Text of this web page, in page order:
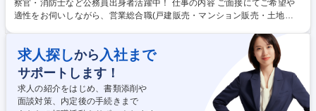
察官・消防士など公務員出身者活躍中！ 仕事の内容 ご面接にてご希望や
適性をお伺いしながら、営業総合職(戸建販売・マンション販売・土地仕
85%以上が年収アップを実現！圧倒的な企業の成長から現在年間400名の
キャリア採用実施中！今チャンスを掴みませんか？■2025年4月から営業
総合職の最低月給が36万円に引き上げられました！固定給が高く、インセ
ンティブ比率も高いです。中途入社者の90%が未経験からスタートです
が、年次を問わず実力に応じた役職や報酬をご用意します。変更の範囲：
求人探しから 入社まで
サポートします！
求人の紹介をはじめ、書類添削や
面談対策、内定後の手続きまで